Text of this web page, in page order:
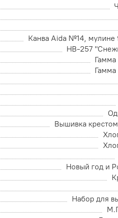
Канва Aida №14, мулине
НВ-257
Вышивка
Новый год и
Набор для